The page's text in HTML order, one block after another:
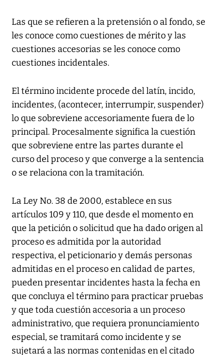
Las que se refieren a la pretensión o al fondo, se
les conoce como cuestiones de mérito y las
cuestiones accesorias se les conoce como
cuestiones incidentales.
El término incidente procede del latín, incido,
incidentes, (acontecer, interrumpir, suspender)
lo que sobreviene accesoriamente fuera de lo
principal. Procesalmente significa la cuestión
que sobreviene entre las partes durante el
curso del proceso y que converge a la sentencia
o se relaciona con la tramitación.
La Ley No. 38 de 2000, establece en sus
artículos 109 y 110, que desde el momento en
que la petición o solicitud que ha dado origen al
proceso es admitida por la autoridad
respectiva, el peticionario y demás personas
admitidas en el proceso en calidad de partes,
pueden presentar incidentes hasta la fecha en
que concluya el término para practicar pruebas
y que toda cuestión accesoria a un proceso
administrativo, que requiera pronunciamiento
especial, se tramitará como incidente y se
sujetará a las normas contenidas en el citado